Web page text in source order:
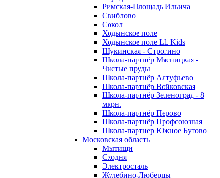
Римская-Площадь Ильича
Свиблово
Сокол
Ходынское поле
Ходынское поле LL Kids
Щукинская - Строгино
Школа-партнёр Мясницкая -
Чистые пруды
Школа-партнёр Алтуфьево
Школа-партнёр Войковская
Школа-партнёр Зеленоград - 8
мкрн.
Школа-партнёр Перово
Школа-партнёр Профсоюзная
Школа-партнер Южное Бутово
Московская область
Мытищи
Сходня
Электросталь
Жулебино-Люберцы